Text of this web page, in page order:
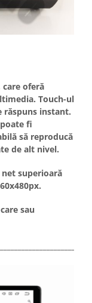
care oferă
Touch-ul
instant.
poate fi
să reproducă
de alt nivel.
net superioară
sau